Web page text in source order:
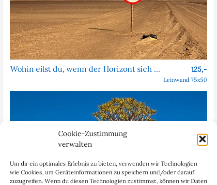
Cookie-Zustimmung
verwalten
Um dir ein optimales Erlebnis zu bieten, verwenden wir Technologien
wie Cookies, um Geräteinformationen zu speichern und/oder darauf
zuzugreifen. Wenn du diesen Technologien zustimmst, können wir Daten
Wohin eilst du, wenn der Horizont sich nie nähert? 125,-
Leinwand 75x50